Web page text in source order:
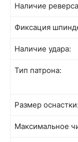
Наличие
Фиксация
Наличие удара:
Тип патрона:
Размер оснастки:
Максимальное